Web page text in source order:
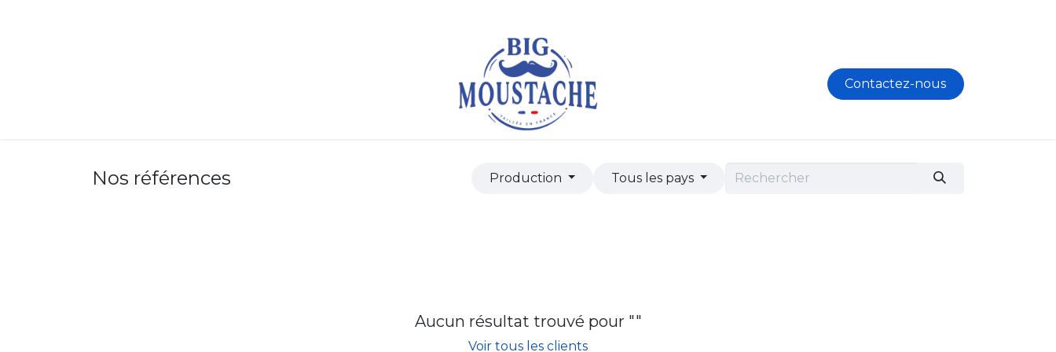
Contactez-nous
Nos références Production Tous les pays
Aucun résultat trouvé pour ""
Voir tous les clients